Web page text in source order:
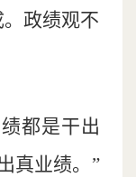
政绩观不
都是干出
真业绩。”